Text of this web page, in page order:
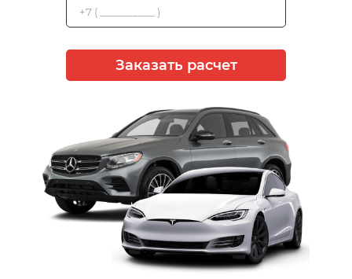
Заказать расчет